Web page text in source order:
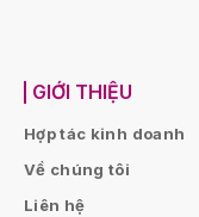
GIỚI THIỆU
Hợp tác kinh doanh
Về chúng tôi
Liên hệ